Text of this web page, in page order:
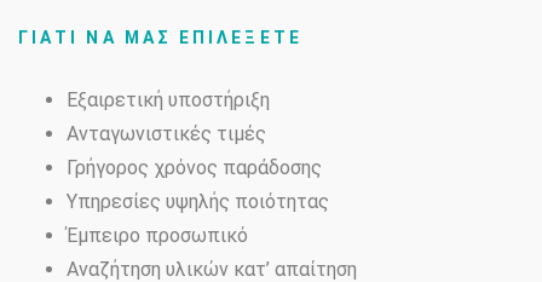
ΓΙΑΤΙ ΝΑ ΜΑΣ ΕΠΙΛΕΞΕΤΕ
Εξαιρετική υποστήριξη
Ανταγωνιστικές τιμές
Γρήγορος χρόνος παράδοσης
Υπηρεσίες υψηλής ποιότητας
Έμπειρο προσωπικό
Αναζήτηση υλικών κατ’ απαίτηση